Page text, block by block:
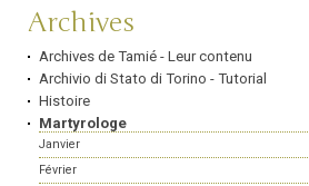
Navigation
Archives
Archives de Tamié - Leur contenu
Archivio di Stato di Torino - Tutorial
Histoire
Martyrologe
Janvier
Février